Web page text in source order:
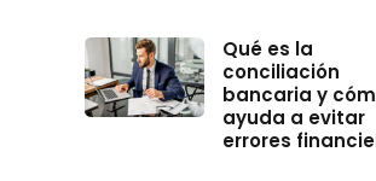
Qué es la
conciliación
bancaria y
ayuda a evitar
errores